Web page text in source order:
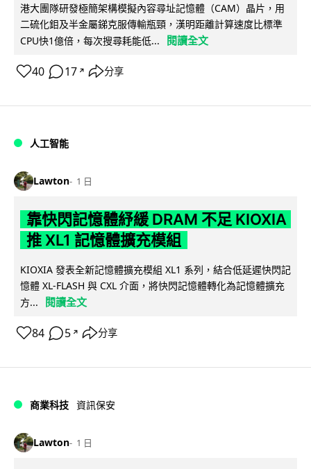
港大團隊研發極簡架構模擬內容尋址記憶體（CAM）晶片，用
二硫化鉬及半金屬銻克服傳輸瓶頸，漢明距離計算速度比標準
CPU快1億倍，每次搜尋耗能低...
閱讀全文
40 17 ↗ 分享
人工智能
Lawton 1 日
靠快閃記憶體紓緩 DRAM 不足 KIOXIA
推 XL1 記憶體擴充模組
KIOXIA 發表全新記憶體擴充模組 XL1 系列，結合低延遲快閃記
憶體 XL-FLASH 與 CXL 介面，將快閃記憶體轉化為記憶體擴充
方...
閱讀全文
84 5 ↗ 分享
商業科技 資訊保安
Lawton 1 日